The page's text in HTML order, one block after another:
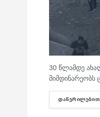
30 წლამდე
მიმდინარეობს
ᲓᲐᲬᲕᲠᲘᲚᲔᲑᲘᲗ